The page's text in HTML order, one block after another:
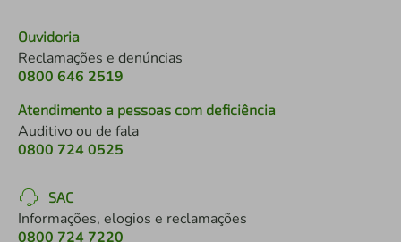
Ouvidoria
Reclamações e denúncias
0800 646 2519
Atendimento a pessoas com deficiência
Auditivo ou de fala
0800 724 0525
SAC
Informações, elogios e reclamações
0800 724 7220